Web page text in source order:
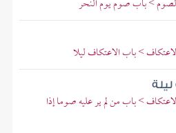
> باب الاعتكاف ليلا
> باب من لم ير عليه صوما إذا